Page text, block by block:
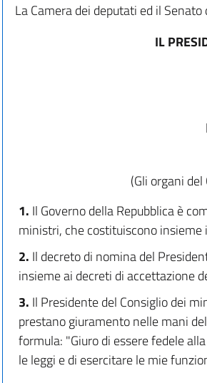
La Camera dei deputati ed il
IL
(Gli organi
1. Il Governo della Repubblica è
ministri, che costituiscono insieme
2. Il decreto di nomina del
insieme ai decreti di accettazione
3. Il Presidente del Consiglio dei
prestano giuramento nelle mani
formula: "Giuro di essere fedele
le leggi e di esercitare le mie